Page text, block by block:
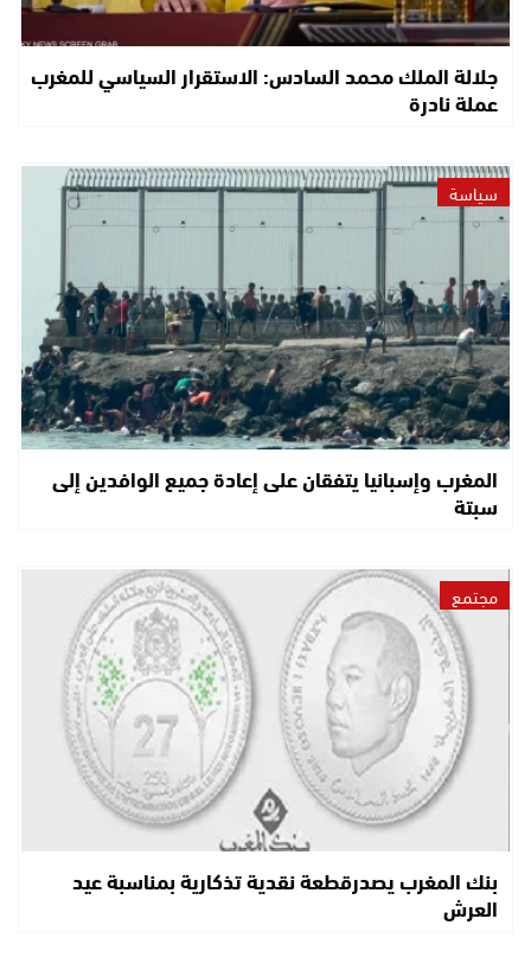
جلالة الملك محمد السادس: الاستقرار السياسي للمغرب
عملة نادرة
سياسة
المغرب وإسبانيا يتفقان على إعادة جميع الوافدين إلى
سبتة
مجتمع
بنك المغرب يصدرقطعة نقدية تذكارية بمناسبة عيد
العرش